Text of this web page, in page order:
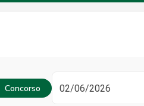
Concorso